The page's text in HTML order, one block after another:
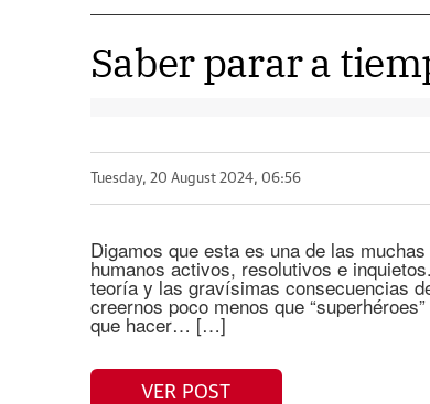
Saber parar a
Tuesday, 20 August 2024, 06:56
Digamos que esta es una de las
humanos activos, resolutivos e
teoría y las gravísimas consecuencias
creernos poco menos que
que hacer… […]
VER POST